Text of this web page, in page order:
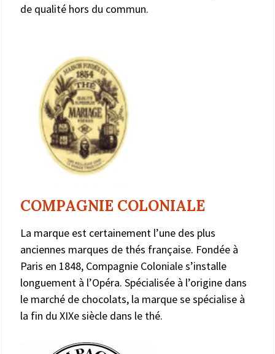
de qualité hors du commun.
COMPAGNIE COLONIALE
La marque est certainement l’une des plus
anciennes marques de thés française. Fondée à
Paris en 1848, Compagnie Coloniale s’installe
longuement à l’Opéra. Spécialisée à l’origine dans
le marché de chocolats, la marque se spécialise à
la fin du XIXe siècle dans le thé.